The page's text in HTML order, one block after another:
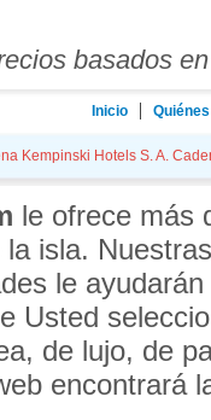
basados
Inicio
Kempinski Hotels S. A.
le ofrece más
isla.
le
Usted
de lujo, de
encontrará